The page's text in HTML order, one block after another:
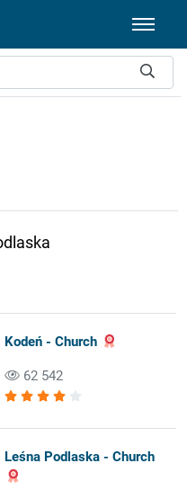
Kodeń - Church
62 542
Leśna Podlaska - Church